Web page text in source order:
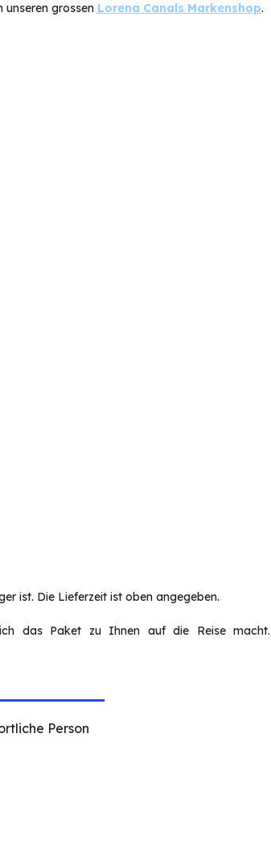
unseren grossen Lorena Canals Markenshop.
ist. Die Lieferzeit ist oben angegeben.
das Paket zu Ihnen auf die Reise
Person